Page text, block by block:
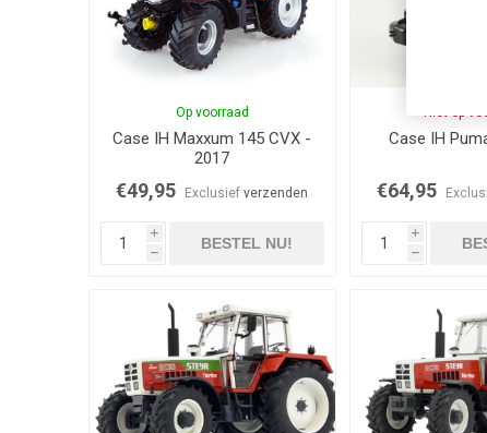
Op voorraad
Case IH Maxxum 145 CVX -
2017
€49,95 Exclusiefverzenden
i
h
BESTEL NU!
Case IH
€64,95
i
h